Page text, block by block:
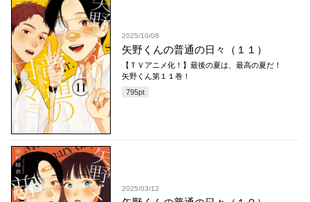
2025/10/08
矢野くんの普通の日々（１１）
【ＴＶアニメ化！】最後の夏は、最高の夏だ！
矢野くん第１１巻！
795pt
2025/03/12